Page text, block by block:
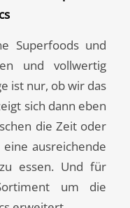
Superfoods und
und vollwertig
ist nur, ob wir das
sich dann eben
die Zeit oder
ausreichende
essen. Und für
um die